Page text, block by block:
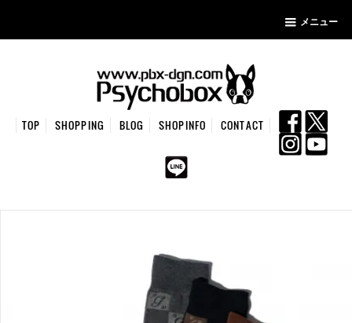
メニュー
TOP SHOPPING BLOG SHOPINFO CONTACT